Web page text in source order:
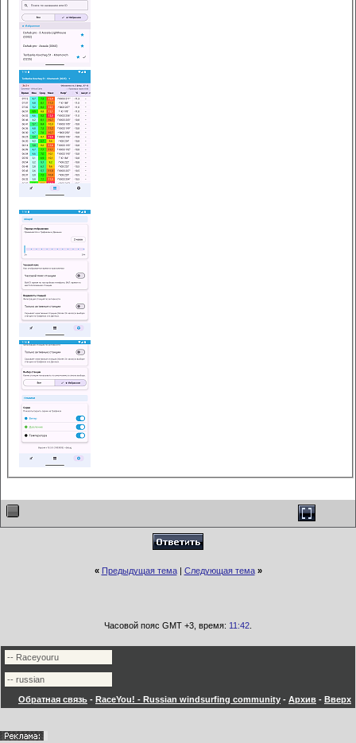
« Предыдущая тема| Следующая тема »
Часовой пояс GMT +3, время: 11:42
Обратная связь - RaceYou! - Russian windsurfing community - Архив - Вверх